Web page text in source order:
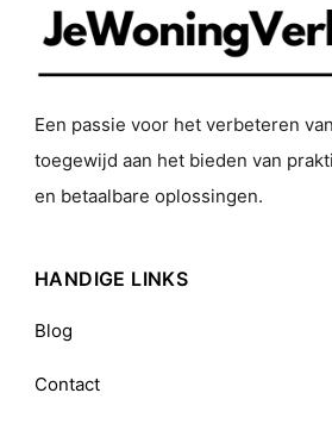
Een passie voor het verbeteren
toegewijd aan het bieden van
en betaalbare oplossingen.
HANDIGE LINKS
Blog
Contact